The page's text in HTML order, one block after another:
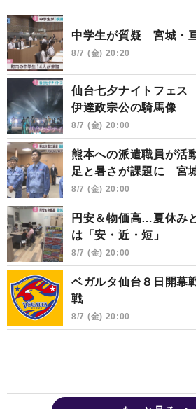
中学生が質疑 宮城・
8/7 (金) 20:20
仙台七夕ナイトフェ
伊達政宗公の騎馬像
8/7 (金) 20:00
熊本への派遣職員が
足と暑さが課題に 宮
8/7 (金) 20:00
円安＆物価高…夏休み
は「安・近・短」
8/7 (金) 20:00
ベガルタ仙台８日開
戦
8/7 (金) 20:00